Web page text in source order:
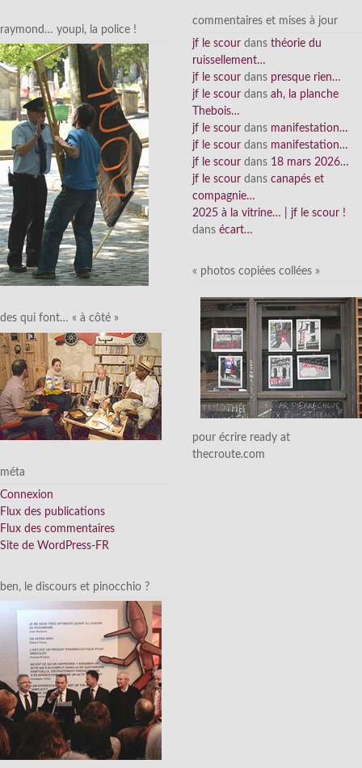
raymond… youpi, la police !
des qui font… « à côté »
méta
Connexion
Flux des publications
Flux des commentaires
Site de WordPress-FR
ben, le discours et pinocchio ?
commentaires et mises à jour
jf le scour dans théorie du
ruissellement…
jf le scour dans presque rien…
jf le scour dans ah, la planche
Thebois…
jf le scour dans manifestation…
jf le scour dans manifestation…
jf le scour dans 18 mars 2026…
jf le scour dans canapés et
compagnie…
2025 à la vitrine… | jf le scour !
dans écart…
« photos copiées collées »
pour écrire ready at
thecroute.com